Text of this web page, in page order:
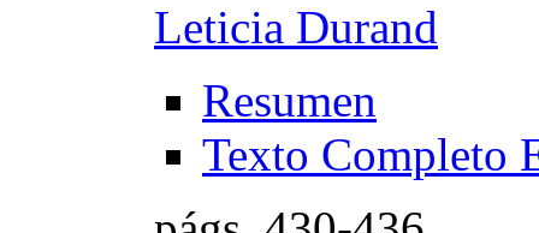
Leticia Durand
Resumen
Texto Completo